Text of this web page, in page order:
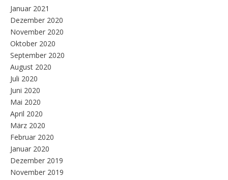
Januar 2021
Dezember 2020
November 2020
Oktober 2020
September 2020
August 2020
Juli 2020
Juni 2020
Mai 2020
April 2020
März 2020
Februar 2020
Januar 2020
Dezember 2019
November 2019